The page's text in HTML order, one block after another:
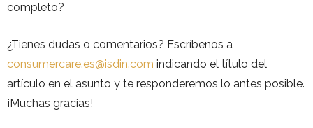
completo?
¿Tienes dudas o comentarios? Escríbenos a
consumercare.es@isdin.com indicando el título del
artículo en el asunto y te responderemos lo antes posible.
¡Muchas gracias!